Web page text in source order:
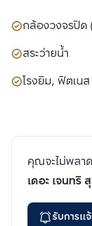
กล้องวงจรปิด
สระว่ายน้ำ
โรงยิม, ฟิตเนส
คุณจะไม่พลา
เดอะ เจนทริ
รับการแ